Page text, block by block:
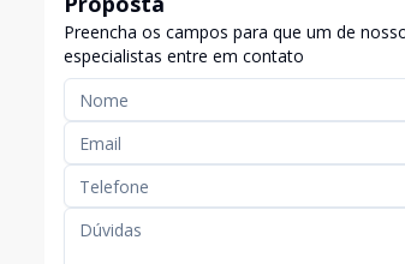
Preencha os campos para que um de
especialistas entre em contato